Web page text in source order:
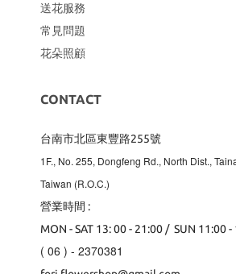
送花服務
常見問題
花朵照顧
CONTACT
台南市北區東豐路255號
1F., No. 255, Dongfeng Rd., North Dist.,
Taiwan (R.O.C.)
營業時間 :
MON - SAT 13: 00 - 21:00 / SUN 11:00 -
( 06 ) - 2370381